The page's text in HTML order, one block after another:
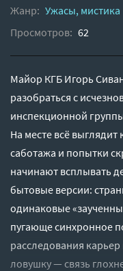
Жанр: Ужасы, мистика
Просмотров: 62
Майор КГБ Игорь
разобраться с
инспекционной
На месте всё
саботажа и попытки
начинают всплывать
бытовые версии:
одинаковые
пугающе синхронное
расследования
ловушку — связь